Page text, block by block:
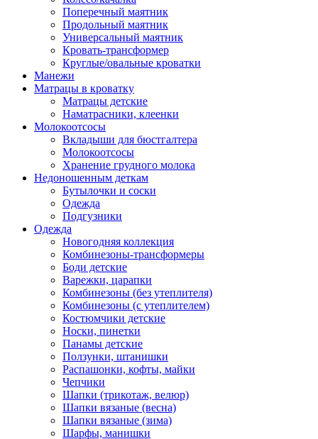
Поперечный маятник
Продольный маятник
Универсальный маятник
Кровать-трансформер
Круглые/овальные кроватки
Манежи
Матрацы в кроватку
Матрацы детские
Наматрасники, клеенки
Молокоотсосы
Вкладыши для бюстгалтера
Молокоотсосы
Хранение грудного молока
Недоношенным деткам
Бутылочки и соски
Одежда
Подгузники
Одежда
Новогодняя коллекция
Комбинезоны-трансформеры
Боди детские
Варежки, царапки
Комбинезоны (без утеплителя)
Комбинезоны (с утеплителем)
Костюмчики детские
Носки, пинетки
Панамы детские
Ползунки, штанишки
Распашонки, кофты, майки
Чепчики
Шапки (трикотаж, велюр)
Шапки вязаные (весна)
Шапки вязаные (зима)
Шарфы, манишки